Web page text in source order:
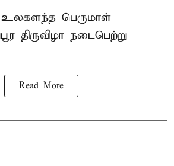
உலகளந்த பெருமாள்
திருவிழா நடைபெற்று
Read More